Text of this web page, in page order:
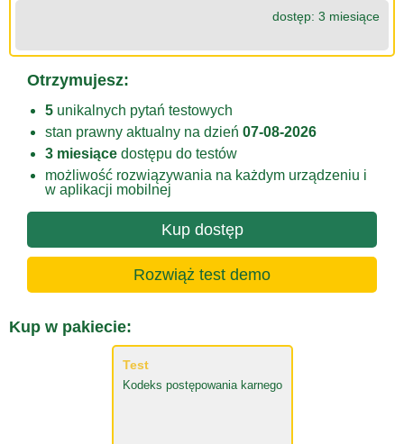
dostęp: 3 miesiące
Otrzymujesz:
5 unikalnych pytań testowych
stan prawny aktualny na dzień 07-08-2026
3 miesiące dostępu do testów
możliwość rozwiązywania na każdym urządzeniu i
w aplikacji mobilnej
Kup dostęp
Rozwiąż test demo
Kup w pakiecie:
Test
Kodeks postępowania karnego